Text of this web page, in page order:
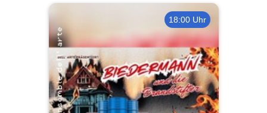
18:00 Uhr